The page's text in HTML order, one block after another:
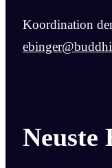
Koordination
Neuste